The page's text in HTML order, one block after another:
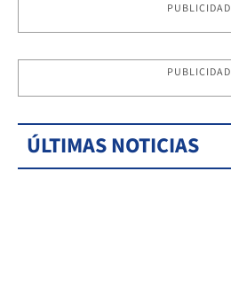
PUBLICIDAD
PUBLICIDAD
ÚLTIMAS NOTICIAS